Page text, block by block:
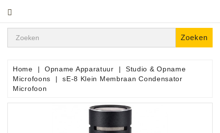
CATEGORIE
Zoeken
Home Opname Apparatuur
Studio & Opname
Microfoons
sE-8 Klein Membraan Condensator
Microfoon